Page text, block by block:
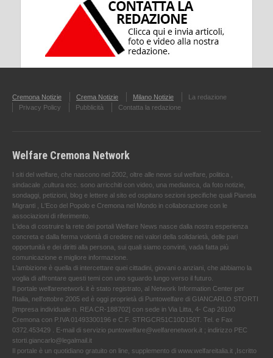
Cremona Notizie Crema Notizie Milano Notizie
La redazione
Privacy Policy
Pubblicità Contatta la redazione
Welfare Cremona Network
I siti del welfare, che nascono nel 2002, oltre alle news sul welfare, politica ,
sindacale ,cultura ecc. sono arricchiti con video, una mediateca, da foto notizie,
sondaggi, petizioni, blog e lettere al sito ed ospitano sezioni specifiche quali Pianeta
Migranti , L'Eco del Popolo e Cremona nel Mondo in collaborazione con le
associazioni di riferimento.
L'idea di costruire la rete dei portali Welfare News nasce dalla nostra esperienza
concreta e dalla ferma volontà di credere nei valori della solidarietà, delle pari
opportunità e dei diritti alla persona, sui quali siamo convinti, vada fatta più
comunicazione e migliore informazione.
L'ambizione è quella di intercettare quei cittadini, giovani o anziani, che abbiamo la
voglia di affrontare questi temi con uno sguardo lungo verso il futuro.
Il portale welfarenetwork.it è stato registrato, al Network Information Center per
l'Italia, nell’ottobre 2005 ed è oggi proprietà di Puntowelfare di GIANCARLO STORTI
[Impresa individuale n. REA CR-188702] con sede in Via Litta, 4- Cap 26100
Cremona con P.IVA 01493300196 e C.F. STRGCR51C10D150T. Tel. e Fax
0372.453429 . E-mail di servizio puntowelfare@welfarenetwork.it ; indirizzo PEC
storti.giancarlo@legalmail.it
Il portale è un quotidiano gratuito on line, supplemento di www.welfareitalia.it ,Iscritto